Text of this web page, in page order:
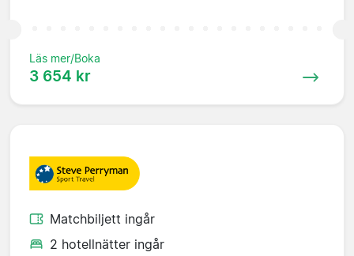
Läs mer/Boka
3 654 kr
Matchbiljett ingår
2 hotellnätter ingår